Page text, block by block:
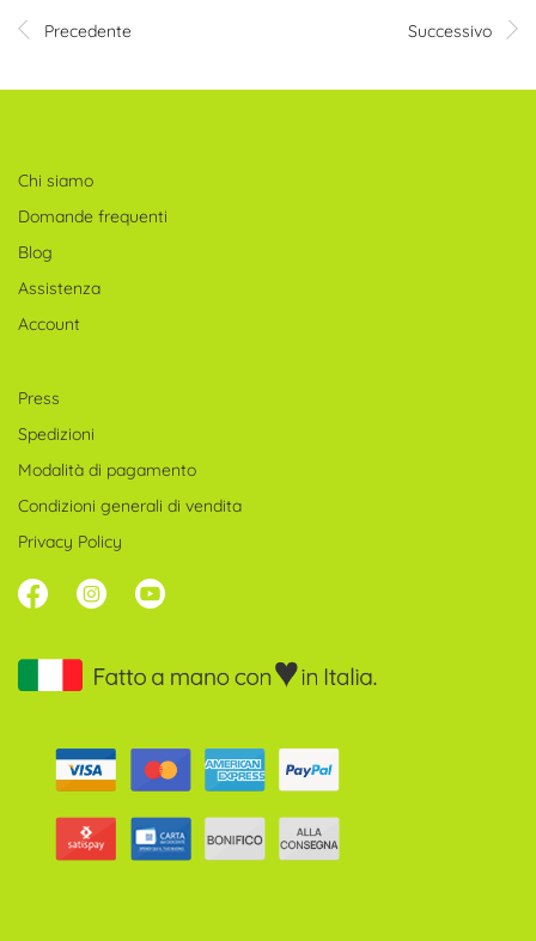
Precedente Successivo
Chi siamo
Domande frequenti
Blog
Assistenza
Account
Press
Spedizioni
Modalità di pagamento
Condizioni generali di vendita
Privacy Policy